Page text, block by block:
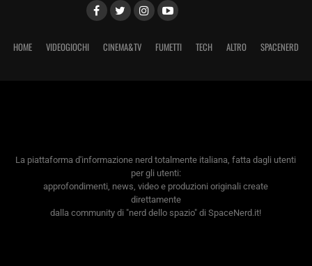
HOME VIDEOGIOCHI CINEMA&TV FUMETTI TECH ALTRO SPACENERD
La piattaforma d'informazione nerd totalmente italiana, fatta dagli utenti
per gli utenti:
approfondimenti, news, video e produzioni originali create
direttamente
dalla community di "nerd dello spazio" di SpaceNerd.it!